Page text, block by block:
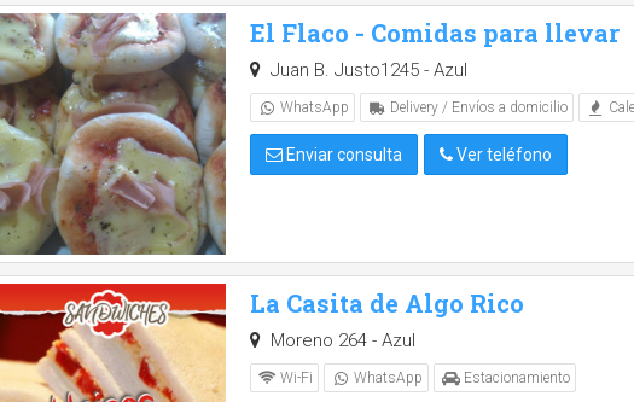
El Flaco - Comidas para llevar
Juan B. Justo1245 - Azul
WhatsApp Delivery / Envíos a domicilio
Enviar consulta Ver teléfono
La Casita de Algo Rico
Moreno 264 - Azul
Wi-Fi WhatsApp Estacionamiento